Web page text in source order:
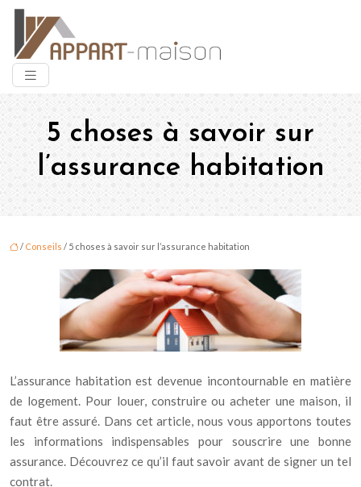
5 choses à savoir sur
l’assurance habitation
/ Conseils / 5 choses à savoir sur l’assurance habitation
L’assurance habitation est devenue incontournable en matière
de logement. Pour louer, construire ou acheter une maison, il
faut être assuré. Dans cet article, nous vous apportons toutes
les informations indispensables pour souscrire une bonne
assurance. Découvrez ce qu’il faut savoir avant de signer un tel
contrat.